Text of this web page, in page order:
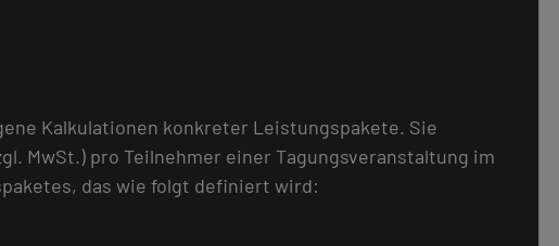
Kalkulationen konkreter Leistungspakete. Sie
MwSt.) pro Teilnehmer einer Tagungsveranstaltung im
das wie folgt definiert wird: